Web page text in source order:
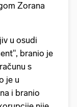
Zorana
u osudi
branio je
s
je u
i branio